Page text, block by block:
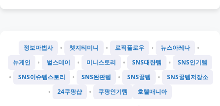
정보마법사 • 챗지티미니 • 로직플로우 • 뉴스아레나 •
뉴게인 • 벌스데이 • 미니스토리 • SNS대란템 • SNS인기템
• SNS이슈템스토리 • SNS완판템 • SNS꿀템 • SNS꿀템저장소
• 24쿠팡샵 • 쿠팡인기템 호텔매니아